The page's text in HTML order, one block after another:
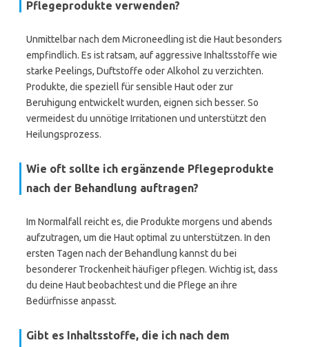
Pflegeprodukte verwenden?
Unmittelbar nach dem Microneedling ist die Haut besonders
empfindlich. Es ist ratsam, auf aggressive Inhaltsstoffe wie
starke Peelings, Duftstoffe oder Alkohol zu verzichten.
Produkte, die speziell für sensible Haut oder zur
Beruhigung entwickelt wurden, eignen sich besser. So
vermeidest du unnötige Irritationen und unterstützt den
Heilungsprozess.
Wie oft sollte ich ergänzende Pflegeprodukte
nach der Behandlung auftragen?
Im Normalfall reicht es, die Produkte morgens und abends
aufzutragen, um die Haut optimal zu unterstützen. In den
ersten Tagen nach der Behandlung kannst du bei
besonderer Trockenheit häufiger pflegen. Wichtig ist, dass
du deine Haut beobachtest und die Pflege an ihre
Bedürfnisse anpasst.
Gibt es Inhaltsstoffe, die ich nach dem